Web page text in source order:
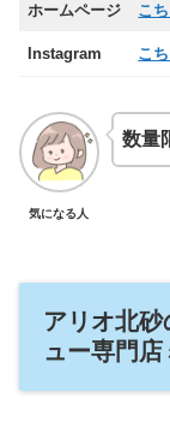
ホームページ こ
Instagram こ
気になる人
数量
アリオ北
ュー専門